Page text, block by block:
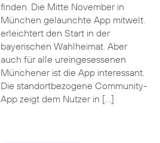
finden. Die Mitte November in
München gelaunchte App mitwelt.
erleichtert den Start in der
bayerischen Wahlheimat. Aber
auch für alle ureingesessenen
Münchener ist die App interessant.
Die standortbezogene Community-
App zeigt dem Nutzer in […]